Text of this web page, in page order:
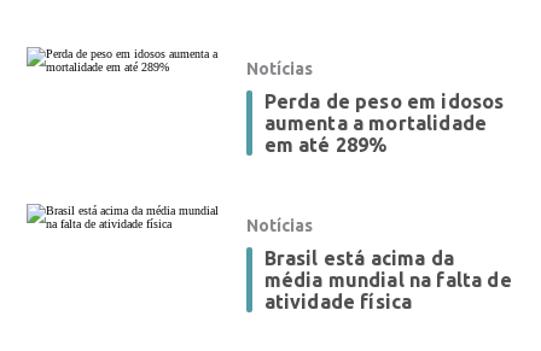
Notícias
Perda de peso em idosos
aumenta a mortalidade
em até 289%
Notícias
Brasil está acima da
média mundial na falta de
atividade física